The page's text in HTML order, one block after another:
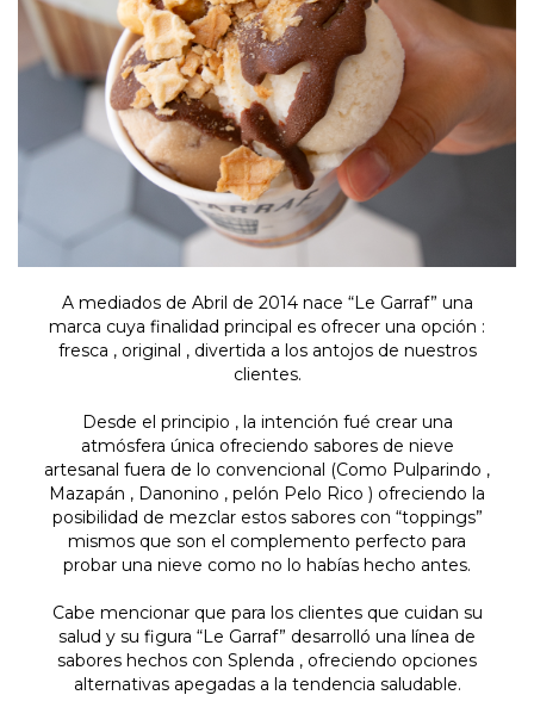
A mediados de Abril de 2014 nace “Le Garraf” una
marca cuya finalidad principal es ofrecer una opción :
fresca , original , divertida a los antojos de nuestros
clientes.
Desde el principio , la intención fué crear una
atmósfera única ofreciendo sabores de nieve
artesanal fuera de lo convencional (Como Pulparindo ,
Mazapán , Danonino , pelón Pelo Rico ) ofreciendo la
posibilidad de mezclar estos sabores con “toppings”
mismos que son el complemento perfecto para
probar una nieve como no lo habías hecho antes.
Cabe mencionar que para los clientes que cuidan su
salud y su figura “Le Garraf” desarrolló una línea de
sabores hechos con Splenda , ofreciendo opciones
alternativas apegadas a la tendencia saludable.